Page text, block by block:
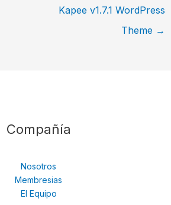
Kapee v1.7.1 WordPress
Theme →
Compañía
Nosotros
Membresias
El Equipo